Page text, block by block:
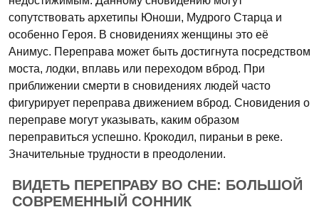
сопутствовать архетипы Юноши, Мудрого Старца и
особенно Героя. В сновидениях женщины это её
Анимус. Переправа может быть достигнута посредством
моста, лодки, вплавь или переходом вброд. При
приближении смерти в сновидениях людей часто
фигурирует переправа движением вброд. Сновидения о
переправе могут указывать, каким образом
переправиться успешно. Крокодил, пираньи в реке.
Значительные трудности в преодолении.
ВИДЕТЬ ПЕРЕПРАВУ ВО СНЕ: БОЛЬШОЙ
СОВРЕМЕННЫЙ СОННИК